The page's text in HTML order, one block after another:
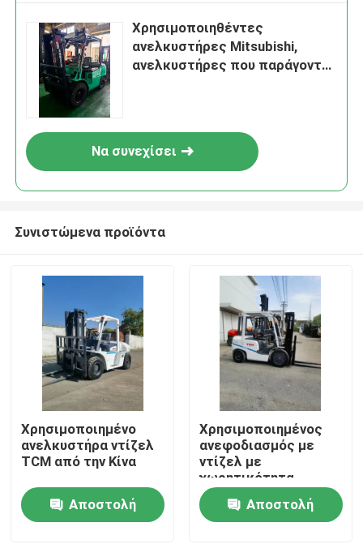
Σπίτι
Προϊόντα
Χρησιμοποιηθέντες
ανελκυστήρες Mitsubishi,
ανελκυστήρες που παράγονται
Να συνεχίσει
Συνιστώμενα προϊόντα
Χρησιμοποιημένο
ανελκυστήρα ντίζελ
TCM από την Κίνα
Αποστολή
Χρησιμοποιημένος
ανεφοδιασμός με
ντίζελ με
χωρητικότητα
φορτίου 3 τόνων
TCM
Αποστολή